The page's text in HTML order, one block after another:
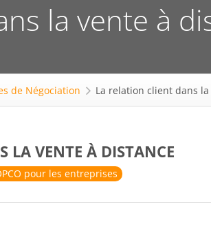
la vente à
de Négociation La relation client dans
LA VENTE À DISTANCE
pour les entreprises